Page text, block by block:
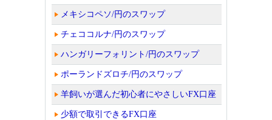
メキシコペソ/円のスワップ
チェココルナ/円のスワップ
ハンガリーフォリント/円のスワップ
ポーランドズロチ/円のスワップ
羊飼いが選んだ初心者にやさしいFX口座
少額で取引できるFX口座